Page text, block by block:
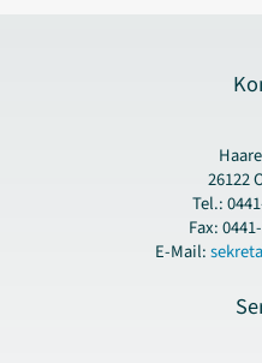
26122
Tel.:
Fax:
E-Mail: